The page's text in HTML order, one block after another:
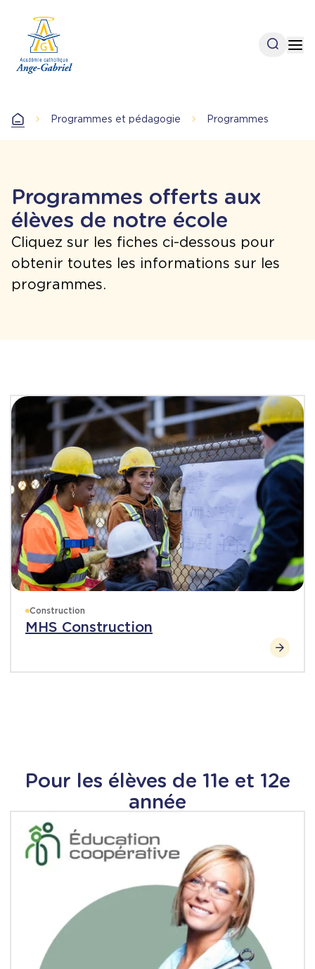
contenu
principal
Open
AccueilProgrammes et pédagogie Programmes
Programmes offerts aux
élèves de notre école
Cliquez sur les fiches ci-dessous pour
obtenir toutes les informations sur les
programmes.
Construction
MHS Construction
Pour les élèves de 11e et 12e
année